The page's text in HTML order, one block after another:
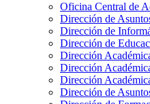
Oficina Central de
Dirección de
Dirección de
Dirección de
Dirección
Dirección
Dirección
Dirección de